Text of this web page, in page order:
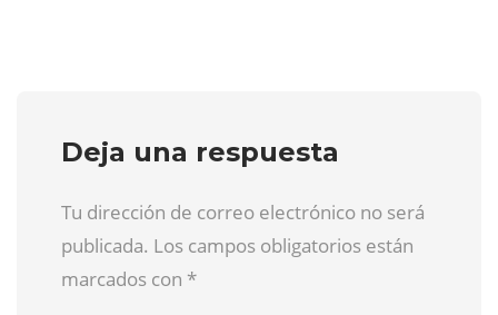
Deja una respuesta
Tu dirección de correo electrónico no será
publicada. Los campos obligatorios están
marcados con *